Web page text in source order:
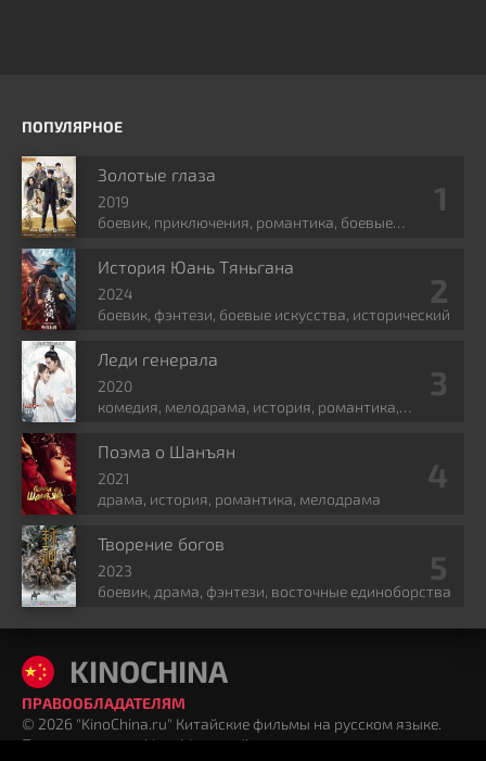
ПОПУЛЯРНОЕ
Золотые глаза
2019
боевик, приключения, романтика, боевые
История Юань Тяньгана
2024
боевик, фэнтези, боевые искусства, исторический
Леди генерала
2020
комедия, мелодрама, история, романтика,
Поэма о Шанъян
2021
драма, история, романтика, мелодрама
Творение богов
2023
боевик, драма, фэнтези, восточные единоборства
KINOCHINA
© 2026 "KinoChina.ru" Китайские фильмы на русском языке.
Почта для связи: kinochina@mail.ru
ПРАВООБЛАДАТЕЛЯМ